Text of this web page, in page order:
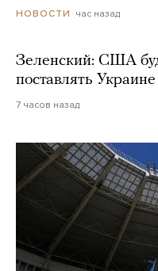
НОВОСТИ час назад
Зеленский: США
поставлять
7 часов назад